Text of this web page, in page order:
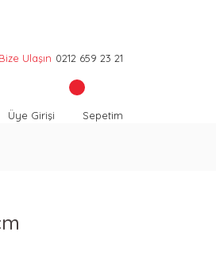
Bize Ulaşın 0212 659 23 21
Üye Girişi Sepetim